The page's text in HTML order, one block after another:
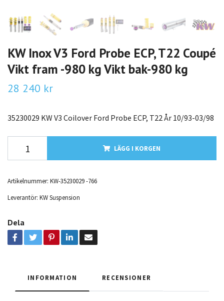
KW Inox V3 Ford Probe ECP, T22 Coupé
Vikt fram -980 kg Vikt bak-980 kg
28 240 kr
35230029 KW V3 Coilover Ford Probe ECP, T22 År 10/93-03/98
LÄGG I KORGEN
Artikelnummer: KW-35230029 -766
Leverantör: KW Suspension
Dela
INFORMATION RECENSIONER